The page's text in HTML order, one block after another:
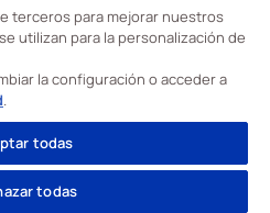
terceros para mejorar nuestros
utilizan para la personalización de
la configuración o acceder a
.
todas
todas